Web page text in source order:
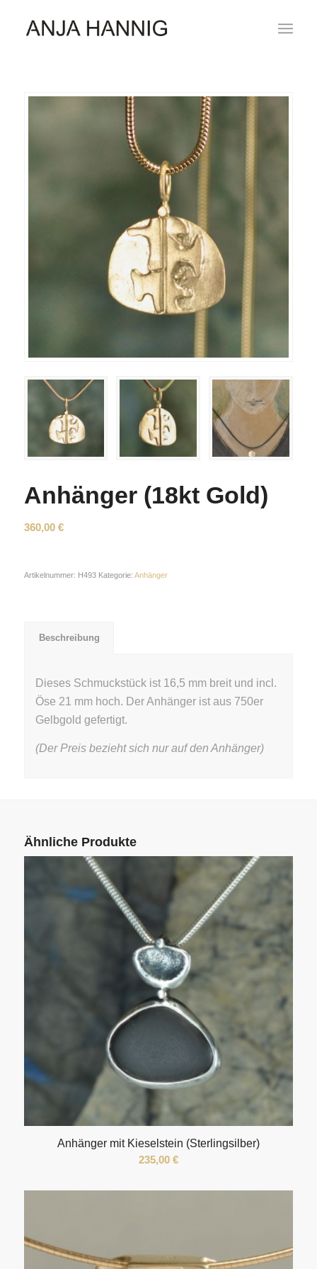
Anhänger (18kt Gold)
360,00 €
Artikelnummer: H493 Kategorie: Anhänger
Beschreibung
Dieses Schmuckstück ist 16,5 mm breit und incl.
Öse 21 mm hoch. Der Anhänger ist aus 750er
Gelbgold gefertigt.
(Der Preis bezieht sich nur auf den Anhänger)
Ähnliche Produkte
Anhänger mit Kieselstein (Sterlingsilber)
235,00 €